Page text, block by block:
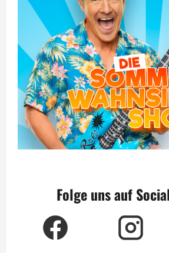
Folge uns auf